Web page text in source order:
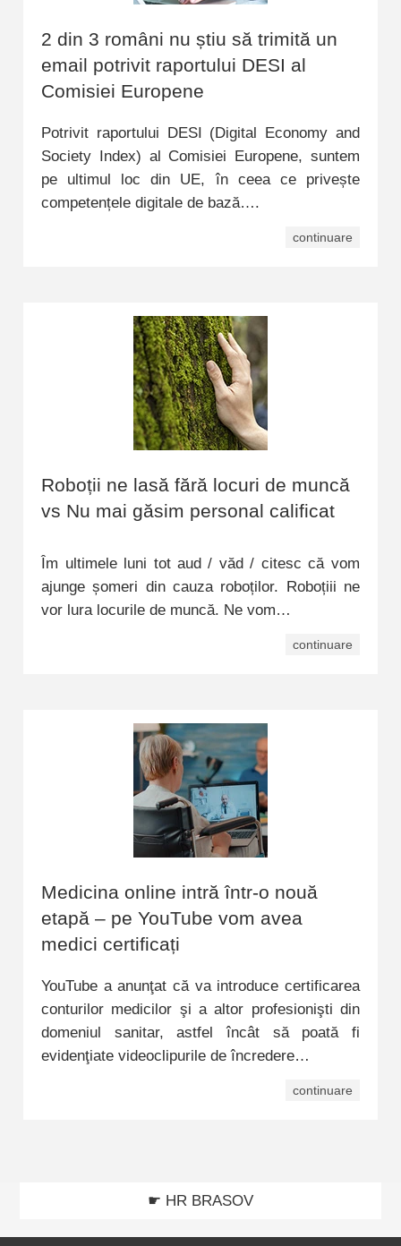
2 din 3 români nu știu să trimită un
email potrivit raportului DESI al
Comisiei Europene
Potrivit raportului DESI (Digital Economy and
Society Index) al Comisiei Europene, suntem
pe ultimul loc din UE, în ceea ce privește
competențele digitale de bază….
continuare
Roboții ne lasă fără locuri de muncă
vs Nu mai găsim personal calificat
Îm ultimele luni tot aud / văd / citesc că vom
ajunge șomeri din cauza roboților. Roboțiii ne
vor lura locurile de muncă. Ne vom…
continuare
Medicina online intră într-o nouă
etapă – pe YouTube vom avea
medici certificați
YouTube a anunţat că va introduce certificarea
conturilor medicilor şi a altor profesionişti din
domeniul sanitar, astfel încât să poată fi
evidenţiate videoclipurile de încredere…
continuare
☛ HR BRASOV